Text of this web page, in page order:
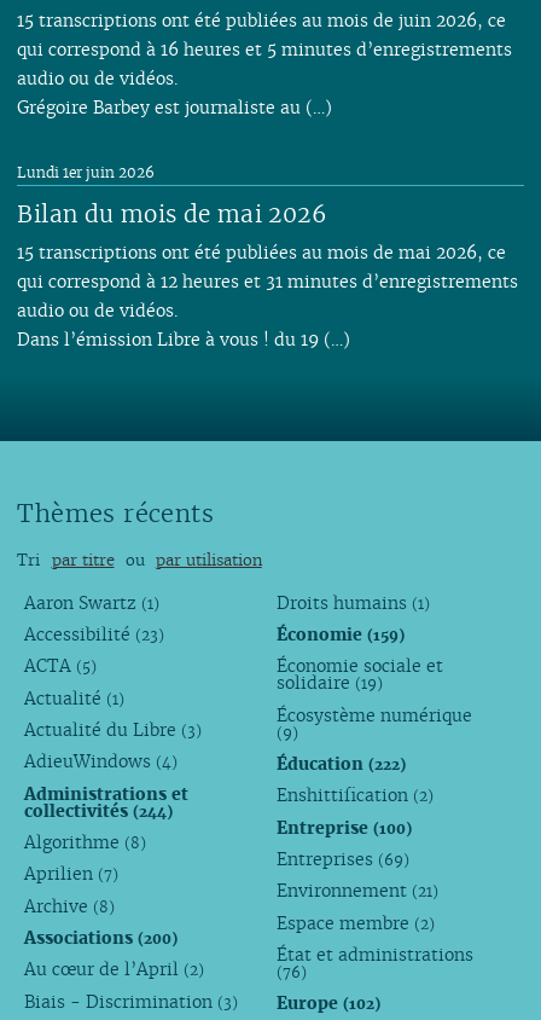
15 transcriptions ont été publiées au mois de juin 2026, ce
qui correspond à 16 heures et 5 minutes d’enregistrements
audio ou de vidéos.
Grégoire Barbey est journaliste au (…)
Bilan du mois de mai 2026
Lundi 1er juin 2026
15 transcriptions ont été publiées au mois de mai 2026, ce
qui correspond à 12 heures et 31 minutes d’enregistrements
audio ou de vidéos.
Dans l’émission Libre à vous ! du 19 (…)
Thèmes récents
Tri par titre ou par utilisation
Aaron Swartz (1)
Accessibilité (23)
ACTA (5)
Actualité (1)
Actualité du Libre (3)
AdieuWindows (4)
Administrations et
collectivités (244)
Algorithme (8)
Aprilien (7)
Archive (8)
Associations (200)
Au cœur de l’April (2)
Biais - Discrimination (3)
Droits humains (1)
Économie(159)
Économie sociale et
solidaire (19)
Écosystème numérique
(9)
Éducation(222)
Enshittification (2)
Entreprise(100)
Entreprises (69)
Environnement (21)
Espace membre (2)
État et administrations
(76)
Europe(102)